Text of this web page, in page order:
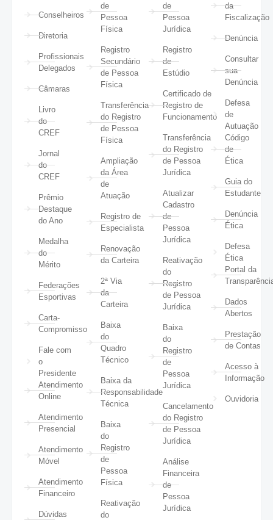
Conselheiros
Diretoria
Profissionais
Delegados
Câmaras
Livro
do
CREF
Jornal
do
CREF
Prêmio
Destaque
do Ano
Medalha
do
Mérito
Federações
Esportivas
Carta-
Compromisso
Fale com
o
Presidente
Atendimento
Online
Atendimento
Presencial
Atendimento
Móvel
Atendimento
Financeiro
Dúvidas
de
Pessoa
Física
Registro
Secundário
de Pessoa
Física
Transferência
do Registro
de Pessoa
Física
Ampliação
da Área
de
Atuação
Registro de
Especialista
Renovação
da Carteira
2ª Via
da
Carteira
Baixa
do
Quadro
Técnico
Baixa da
Responsabilidade
Técnica
Baixa
do
Registro
de
Pessoa
Física
Reativação
do
de
Pessoa
Jurídica
Registro
de
Estúdio
Certificado de
Registro de
Funcionamento
Transferência
do Registro
de Pessoa
Jurídica
Atualizar
Cadastro
de
Pessoa
Jurídica
Reativação
do
Registro
de Pessoa
Jurídica
Baixa
do
Registro
de
Pessoa
Jurídica
Cancelamento
do Registro
de Pessoa
Jurídica
Análise
Financeira
de
Pessoa
Jurídica
da
Fiscalização
Denúncia
Consultar
sua
Denúncia
Defesa
de
Autuação
Código
de
Ética
Guia do
Estudante
Denúncia
Ética
Defesa
Ética
Portal da
Dados
Abertos
Prestação
de Contas
Acesso à
Informação
Ouvidoria